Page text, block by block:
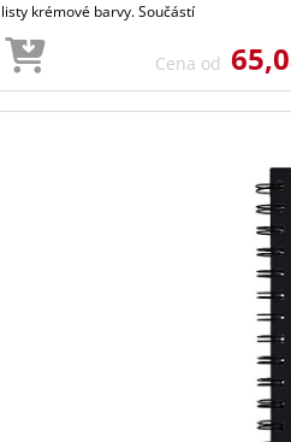
listy krémové barvy. Součástí
Cena od